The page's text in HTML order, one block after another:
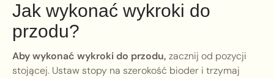
Jak wykonać wykroki do
przodu?
Aby wykonać wykroki do przodu, zacznij od pozycji
stojącej. Ustaw stopy na szerokość bioder i trzymaj